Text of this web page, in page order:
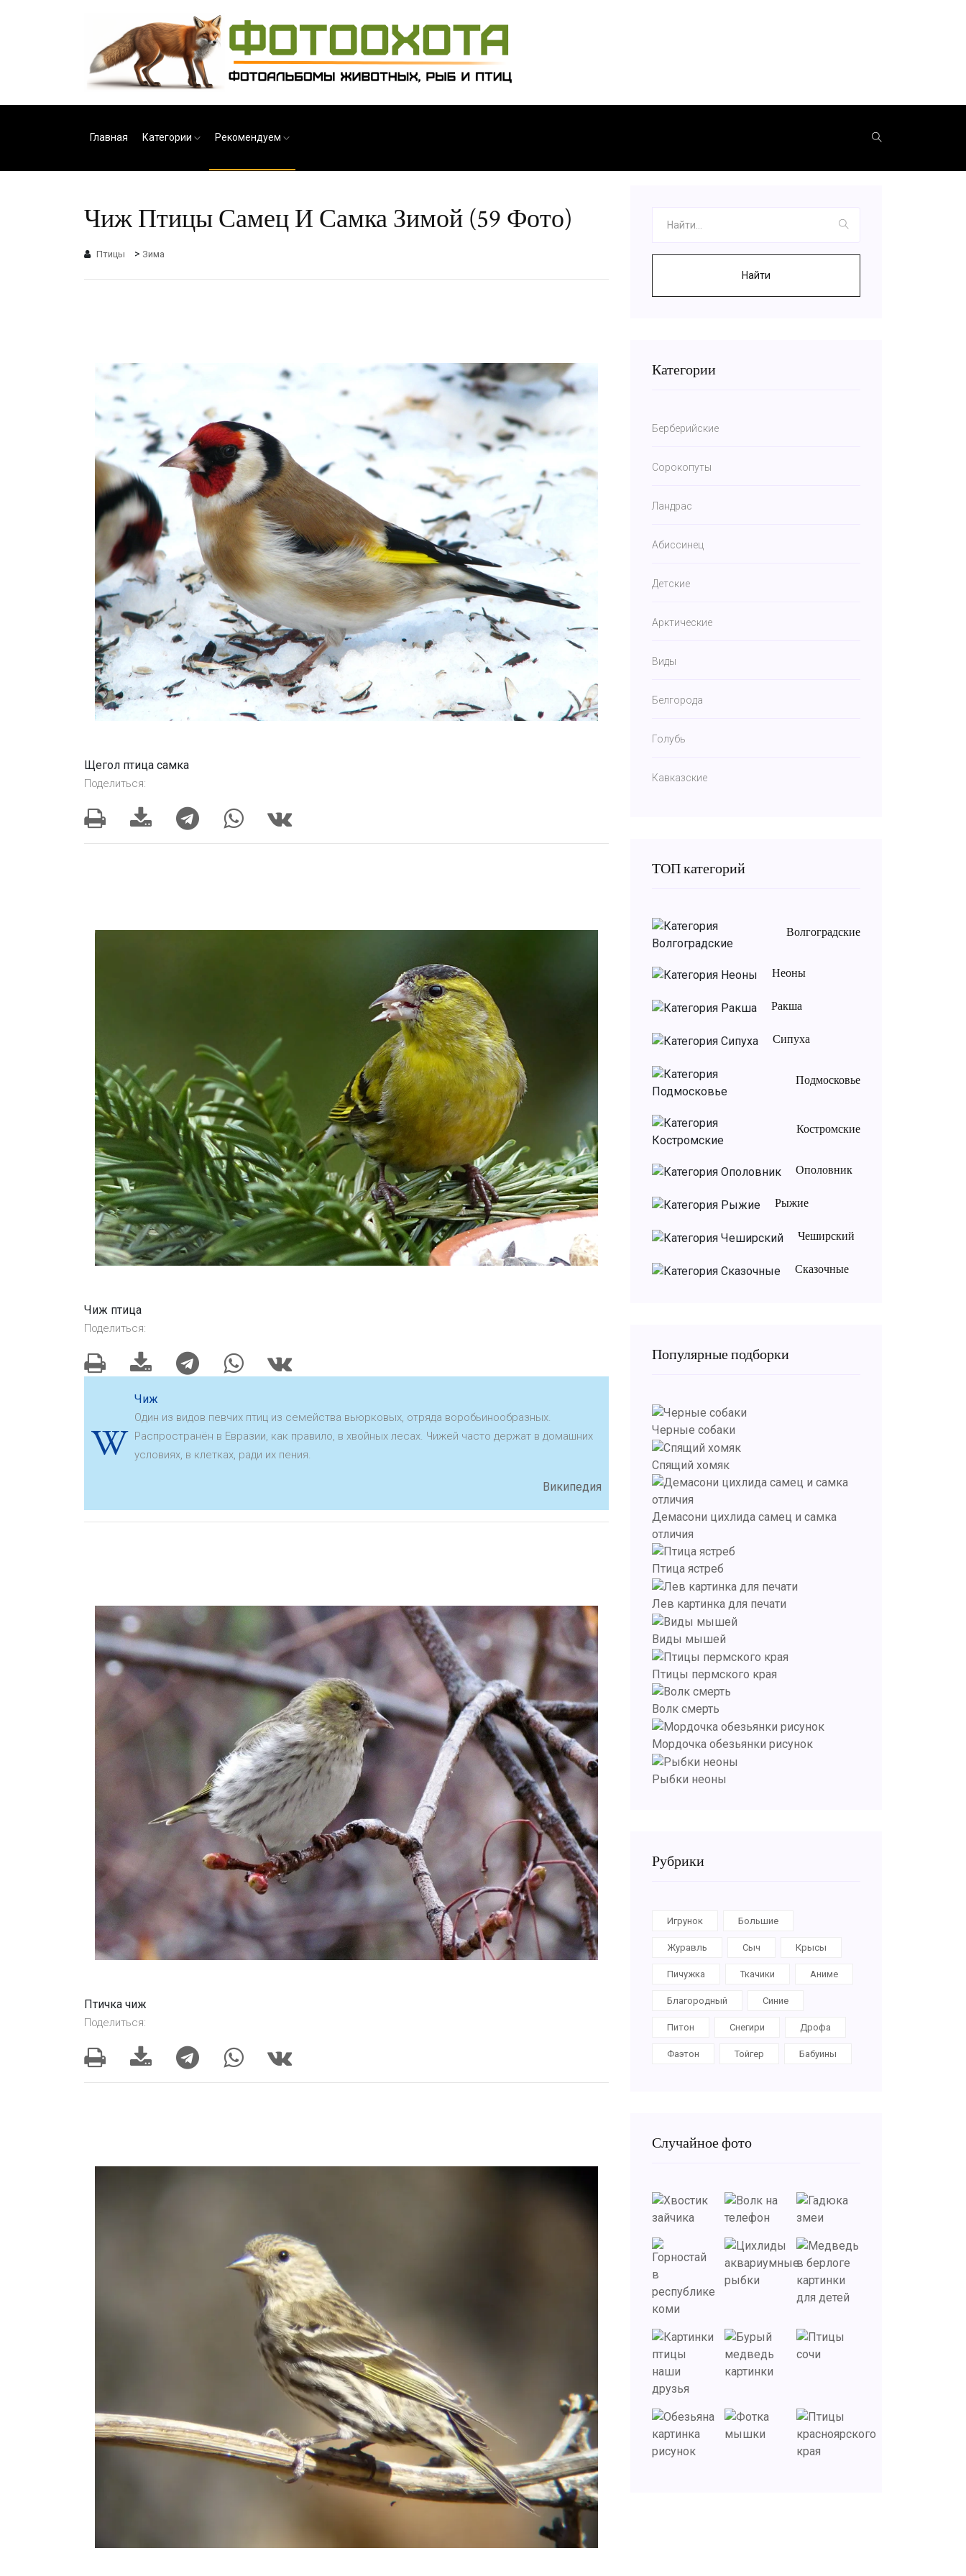
Главная Категории Рекомендуем
Чиж Птицы Самец И Самка Зимой (59 Фото)
Птицы > Зима
Щегол птица самка
Поделиться:
Чиж птица
Поделиться:
Чиж
Один из видов певчих птиц из семейства вьюрковых, отряда воробьинообразных.
Распространён в Евразии, как правило, в хвойных лесах. Чижей часто держат в домашних
условиях, в клетках, ради их пения.
Википедия
Птичка чиж
Поделиться:
Найти
Категории
Берберийские
Сорокопуты
Ландрас
Абиссинец
Детcкие
Арктические
Виды
Белгорода
Голубь
Кавказские
ТОП категорий
Волгоградские
Неоны
Ракша
Сипуха
Подмосковье
Костромские
Ополовник
Рыжие
Чеширский
Сказочные
Популярные подборки
Черные собаки
Спящий хомяк
Демасони цихлида самец и самка
отличия
Птица ястреб
Лев картинка для печати
Виды мышей
Птицы пермского края
Волк смерть
Мордочка обезьянки рисунок
Рыбки неоны
Рубрики
Игрунок Большие
Журавль Сыч Крысы
Пичужка Ткачики Аниме
Благородный Синие
Питон Снегири Дрофа
Фаэтон Тойгер Бабуины
Случайное фото